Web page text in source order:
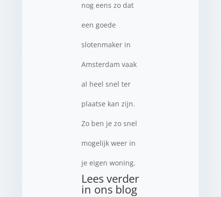
nog eens zo dat
een goede
slotenmaker in
Amsterdam vaak
al heel snel ter
plaatse kan zijn.
Zo ben je zo snel
mogelijk weer in
je eigen woning.
Lees verder
in ons blog